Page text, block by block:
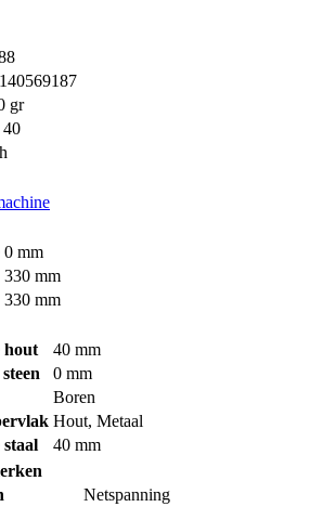
gr
0 mm
330 mm
330 mm
hout
40 mm
0 mm
Boren
Hout, Metaal
40 mm
Netspanning